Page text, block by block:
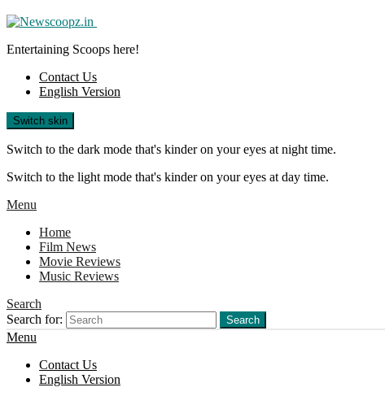
Entertaining Scoops here!
Contact Us
English Version
Switch skin
Switch to the dark mode that's kinder on your eyes at night time.
Switch to the light mode that's kinder on your eyes at day time.
Menu
Home
Film News
Movie Reviews
Music Reviews
Search
Search for:
Search
Menu
Contact Us
English Version